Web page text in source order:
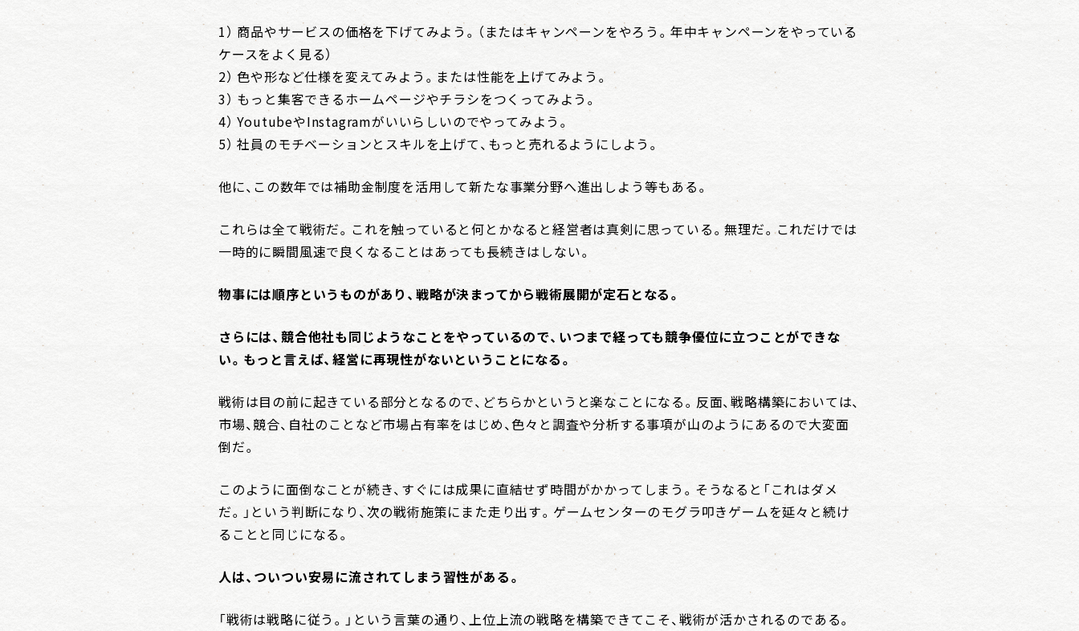
1） 商品やサービスの価格を下げてみよう。（またはキャンペーンをやろう。年中キャンペーンをやっている
ケースをよく見る）
2） 色や形など仕様を変えてみよう。または性能を上げてみよう。
3） もっと集客できるホームページやチラシをつくってみよう。
4） YoutubeやInstagramがいいらしいのでやってみよう。
5） 社員のモチベーションとスキルを上げて、もっと売れるようにしよう。
他に、この数年では補助金制度を活用して新たな事業分野へ進出しよう等もある。
これらは全て戦術だ。これを触っていると何とかなると経営者は真剣に思っている。無理だ。これだけでは
一時的に瞬間風速で良くなることはあっても長続きはしない。
物事には順序というものがあり、戦略が決まってから戦術展開が定石となる。
さらには、競合他社も同じようなことをやっているので、いつまで経っても競争優位に立つことができな
い。もっと言えば、経営に再現性がないということになる。
戦術は目の前に起きている部分となるので、どちらかというと楽なことになる。反面、戦略構築においては、
市場、競合、自社のことなど市場占有率をはじめ、色々と調査や分析する事項が山のようにあるので大変面
倒だ。
このように面倒なことが続き、すぐには成果に直結せず時間がかかってしまう。そうなると「これはダメ
だ。」という判断になり、次の戦術施策にまた走り出す。ゲームセンターのモグラ叩きゲームを延々と続け
ることと同じになる。
人は、ついつい安易に流されてしまう習性がある。
「戦術は戦略に従う。」という言葉の通り、上位上流の戦略を構築できてこそ、戦術が活かされるのである。